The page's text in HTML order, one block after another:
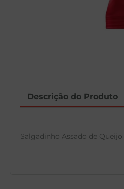
Descrição do Produto
Salgadinho Assado de